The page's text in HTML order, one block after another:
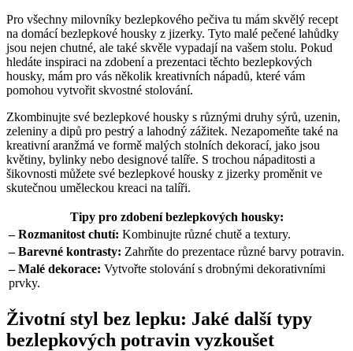
Pro všechny milovníky bezlepkového pečiva tu mám skvělý recept
na domácí bezlepkové housky z jizerky. Tyto malé pečené lahůdky
jsou nejen chutné, ale také skvěle vypadají na vašem stolu. Pokud
hledáte inspiraci na zdobení a prezentaci těchto bezlepkových
housky, mám pro vás několik kreativních nápadů, které vám
pomohou vytvořit skvostné stolování.
Zkombinujte své bezlepkové housky s různými druhy sýrů, uzenin,
zeleniny a dipů pro pestrý a lahodný zážitek. Nezapomeňte také na
kreativní aranžmá ve formě malých stolních dekorací, jako jsou
květiny, bylinky nebo designové talíře. S trochou nápaditosti a
šikovnosti můžete své bezlepkové housky z jizerky proměnit ve
skutečnou uměleckou kreaci na talíři.
Tipy pro zdobení bezlepkových housky:
– Rozmanitost chutí: Kombinujte různé chutě a textury.
– Barevné kontrasty: Zahrňte do prezentace různé barvy potravin.
– Malé dekorace: Vytvořte stolování s drobnými dekorativními
prvky.
Životní styl bez lepku: Jaké další typy
bezlepkových potravin vyzkoušet